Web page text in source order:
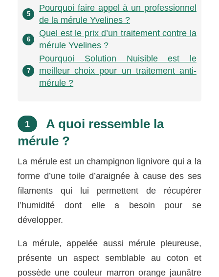
5
Pourquoi faire appel à un professionnel
de la mérule Yvelines ?
6
Quel est le prix d’un traitement contre la
mérule Yvelines ?
7
Pourquoi Solution Nuisible est le
meilleur choix pour un traitement anti-
mérule ?
1
A quoi ressemble la
mérule ?
La mérule est un champignon lignivore qui a la
forme d’une toile d’araignée à cause des ses
filaments qui lui permettent de récupérer
l’humidité dont elle a besoin pour se
développer.
La mérule, appelée aussi mérule pleureuse,
présente un aspect semblable au coton et
possède une couleur marron orange jaunâtre